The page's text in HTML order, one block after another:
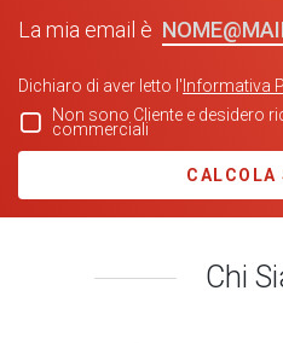
La mia email è
Dichiaro di aver letto l' Informativa
Non sono Cliente e desidero
commerciali
CALCOLA
Chi